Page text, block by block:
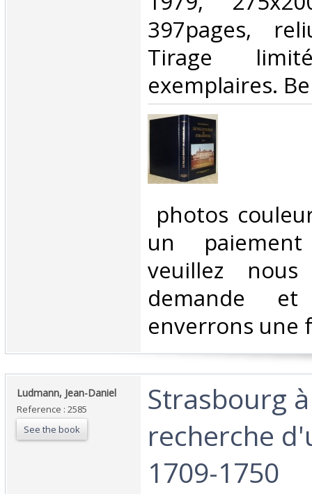
397pages,
Tirage
exemplaires.
photos
un
veuillez
demande
enverrons une
‎Ludmann, Jean-Daniel‎
Reference : 2585
See the book
‎Strasbourg
recherche
1709-1750‎